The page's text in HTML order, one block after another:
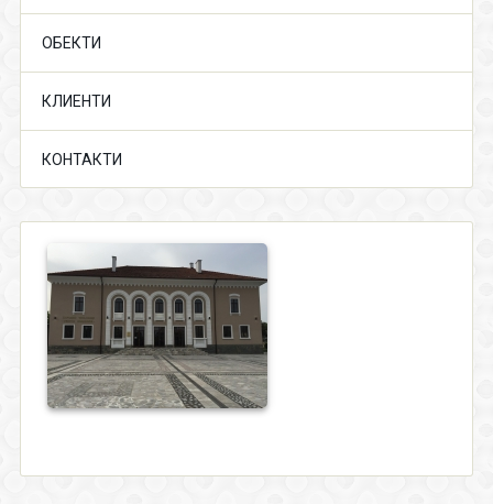
ОБЕКТИ
КЛИЕНТИ
КОНТАКТИ